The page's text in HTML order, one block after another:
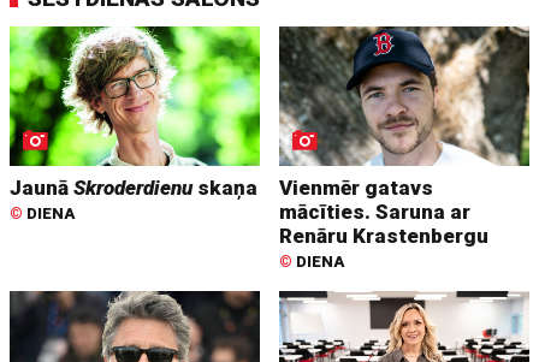
JaunāSkroderdienuskaņa
© DIENA
Vienmēr gatavs
mācīties. Saruna ar
Renāru Krastenbergu
© DIENA